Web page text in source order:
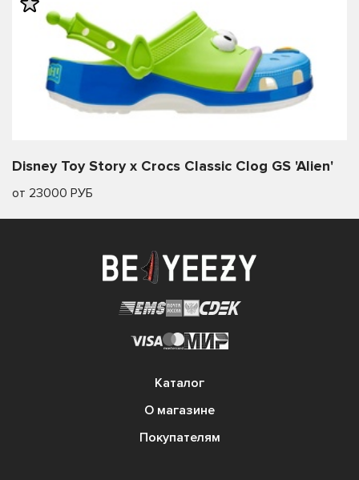
Disney Toy Story x Crocs Classic Clog GS 'Alien'
от 23000 РУБ
Каталог
О магазине
Покупателям